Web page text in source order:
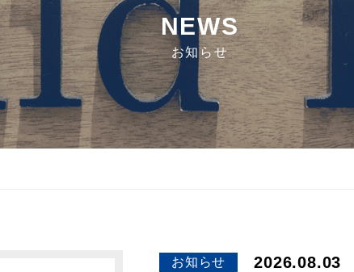
NEWS
お知らせ
お知らせ 2026.08.03